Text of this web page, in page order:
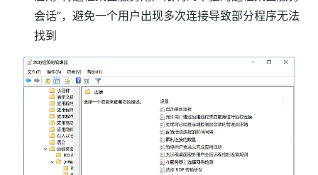
会话”，避免一个用户出现多次连接导致部分程序无法
找到